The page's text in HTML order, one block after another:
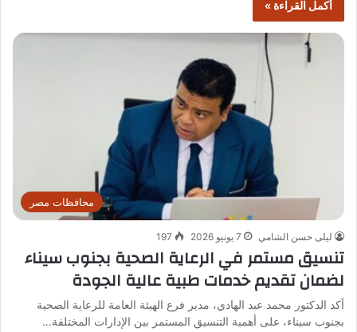
أكمل القراءة »
محافظات مصر
ليلى حسن الشامي 7 يونيو 2026 197
تنسيق مستمر في الرعاية الصحية بجنوب سيناء
لضمان تقديم خدمات طبية عالية الجودة
أكد الدكتور محمد عبد الهادي، مدير فرع الهيئة العامة للرعاية الصحية
بجنوب سيناء، على أهمية التنسيق المستمر بين الإدارات المختلفة…